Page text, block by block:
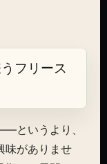
フリース
というより、
味がありませ